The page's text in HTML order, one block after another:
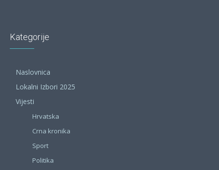
Kategorije
Naslovnica
Lokalni Izbori 2025
Vijesti
Hrvatska
Crna kronika
Sport
Politika